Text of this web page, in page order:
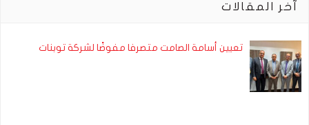
آخر المقالات
تعيين أسامة الصامت متصرفا مفوضًا لشركة توبنات